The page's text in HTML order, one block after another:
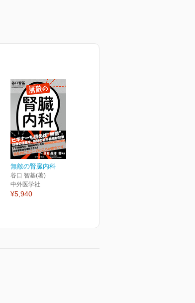
無敵の腎臓内科
谷口 智基(著)
中外医学社
¥5,940